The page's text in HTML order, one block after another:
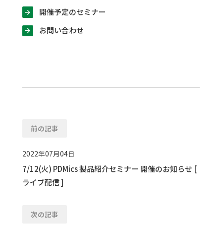
開催予定のセミナー
お問い合わせ
前の記事
2022年07月04日
7/12(火) PDMics 製品紹介セミナー 開催のお知らせ [
ライブ配信 ]
次の記事